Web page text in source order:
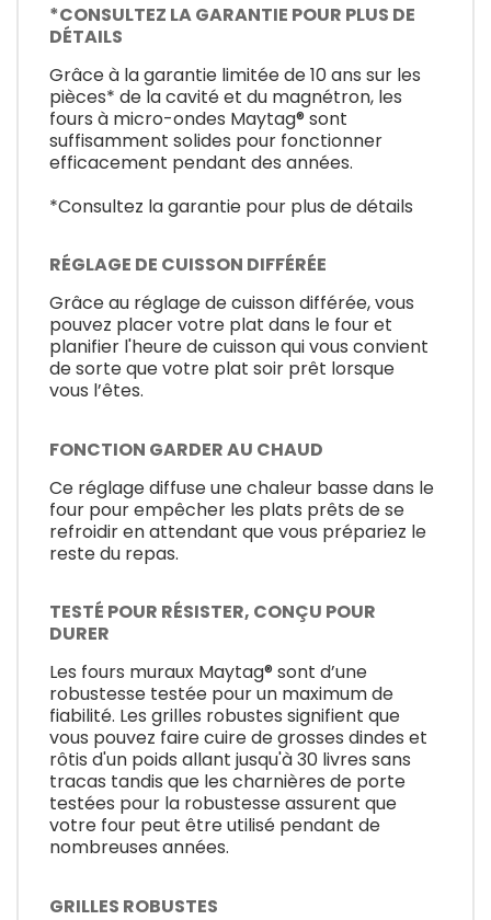
*CONSULTEZ LA GARANTIE POUR PLUS DE
DÉTAILS
Grâce à la garantie limitée de 10 ans sur les
pièces* de la cavité et du magnétron, les
fours à micro-ondes Maytag® sont
suffisamment solides pour fonctionner
efficacement pendant des années.
*Consultez la garantie pour plus de détails
RÉGLAGE DE CUISSON DIFFÉRÉE
Grâce au réglage de cuisson différée, vous
pouvez placer votre plat dans le four et
planifier l'heure de cuisson qui vous convient
de sorte que votre plat soir prêt lorsque
vous l’êtes.
FONCTION GARDER AU CHAUD
Ce réglage diffuse une chaleur basse dans le
four pour empêcher les plats prêts de se
refroidir en attendant que vous prépariez le
reste du repas.
TESTÉ POUR RÉSISTER, CONÇU POUR
DURER
Les fours muraux Maytag® sont d’une
robustesse testée pour un maximum de
fiabilité. Les grilles robustes signifient que
vous pouvez faire cuire de grosses dindes et
rôtis d'un poids allant jusqu'à 30 livres sans
tracas tandis que les charnières de porte
testées pour la robustesse assurent que
votre four peut être utilisé pendant de
nombreuses années.
GRILLES ROBUSTES